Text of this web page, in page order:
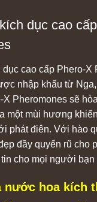
dục cao
cao cấp Phero-X
nhập khẩu từ
X Pheromones sẽ
một mùi hương
phát điên. Với hào
đầy quyến rũ cho
cho mọi người bạn
nước hoa kích